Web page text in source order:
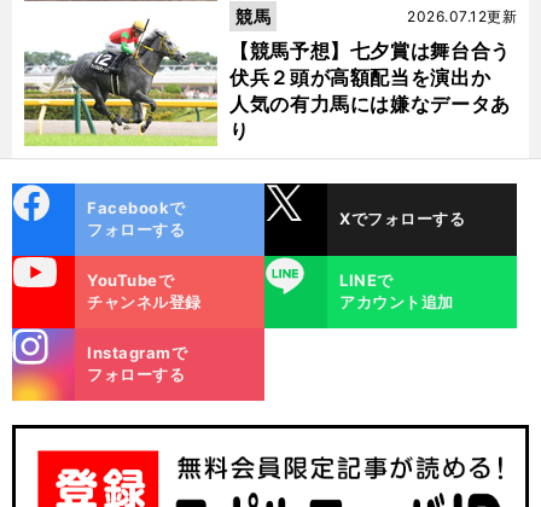
【競馬予想】七夕賞は舞台合う
伏兵２頭が高額配当を演出か
人気の有力馬には嫌なデータあ
り
2026.07.12更新
競馬
ok
Facebookで
フォローする
Xでフォローする
YouTubeで
チャンネル登録
LINE
LINEで
アカウント追加
m
Instagramで
フォローする